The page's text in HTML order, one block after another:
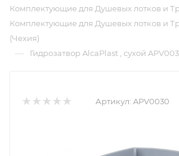
Комплектующие для Душевых лотков и
Комплектующие для Душевых лотков и
(Чехия)
— Гидрозатвор AlcaPlast , сухой
Артикул: APV0030